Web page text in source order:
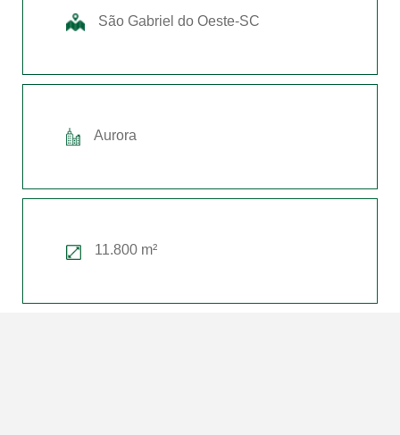
São Gabriel do Oeste-SC
Aurora
11.800 m²